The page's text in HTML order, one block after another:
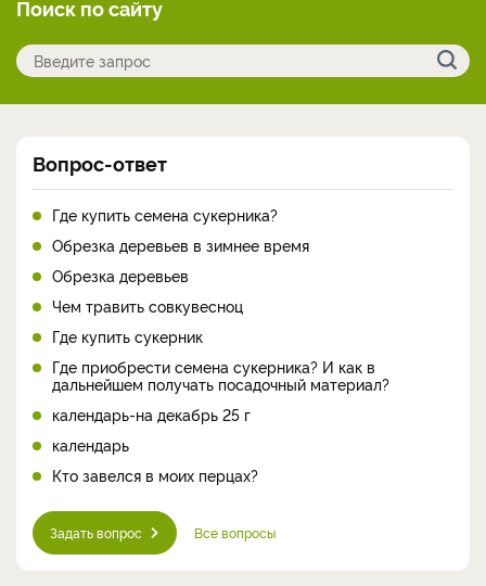
Поиск по сайту
Вопрос-ответ
Где купить семена сукерника?
Обрезка деревьев в зимнее время
Обрезка деревьев
Чем травить совкувесноц
Где купить сукерник
Где приобрести семена сукерника? И как в
дальнейшем получать посадочный материал?
календарь-на декабрь 25 г
календарь
Кто завелся в моих перцах?
Задать вопрос Все вопросы